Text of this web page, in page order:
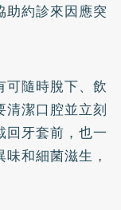
助約診來因應突
可隨時脫下、飲
清潔口腔並立刻
回牙套前，也一
和細菌滋生，